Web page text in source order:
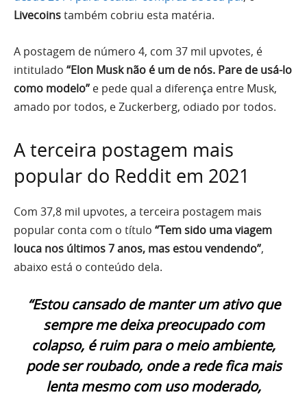
Livecoinstambém cobriu esta matéria.
A postagem de número 4, com 37 mil upvotes, é
intitulado “Elon Musk não é um de nós. Pare de usá-lo
como modelo” e pede qual a diferença entre Musk,
amado por todos, e Zuckerberg, odiado por todos.
A terceira postagem mais
popular do Reddit em 2021
Com 37,8 mil upvotes, a terceira postagem mais
popular conta com o título “Tem sido uma viagem
louca nos últimos 7 anos, mas estou vendendo”,
abaixo está o conteúdo dela.
“Estou cansado de manter um ativo que
sempre me deixa preocupado com
colapso, é ruim para o meio ambiente,
pode ser roubado, onde a rede fica mais
lenta mesmo com uso moderado,